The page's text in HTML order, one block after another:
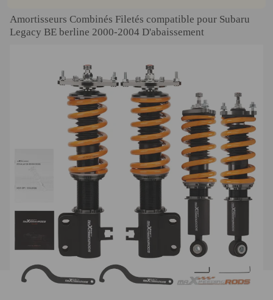
Amortisseurs Combinés Filetés compatible pour Subaru
Legacy BE berline 2000-2004 D'abaissement